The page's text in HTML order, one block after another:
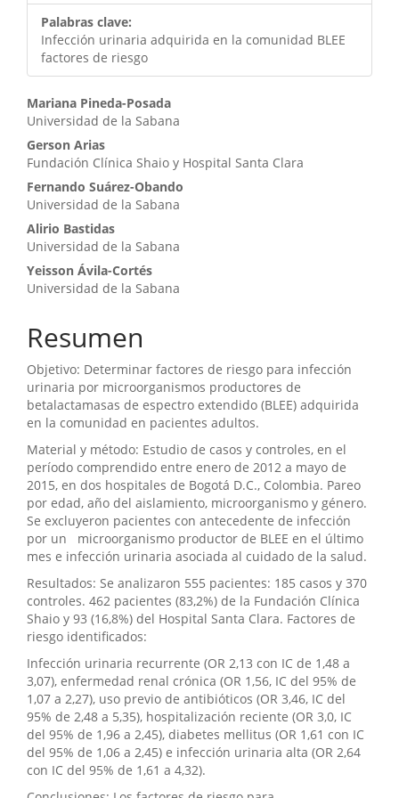
Palabras clave:
Infección urinaria adquirida en la comunidad BLEE
factores de riesgo
Contenido
principal
del
artículo
Mariana Pineda-Posada
Universidad de la Sabana
Gerson Arias
Fundación Clínica Shaio y Hospital Santa Clara
Fernando Suárez-Obando
Universidad de la Sabana
Alirio Bastidas
Universidad de la Sabana
Yeisson Ávila-Cortés
Universidad de la Sabana
Resumen
Objetivo: Determinar factores de riesgo para infección
urinaria por microorganismos productores de
betalactamasas de espectro extendido (BLEE) adquirida
en la comunidad en pacientes adultos.
Material y método: Estudio de casos y controles, en el
período comprendido entre enero de 2012 a mayo de
2015, en dos hospitales de Bogotá D.C., Colombia. Pareo
por edad, año del aislamiento, microorganismo y género.
Se excluyeron pacientes con antecedente de infección
por un microorganismo productor de BLEE en el último
mes e infección urinaria asociada al cuidado de la salud.
Resultados: Se analizaron 555 pacientes: 185 casos y 370
controles. 462 pacientes (83,2%) de la Fundación Clínica
Shaio y 93 (16,8%) del Hospital Santa Clara. Factores de
riesgo identificados:
Infección urinaria recurrente (OR 2,13 con IC de 1,48 a
3,07), enfermedad renal crónica (OR 1,56, IC del 95% de
1,07 a 2,27), uso previo de antibióticos (OR 3,46, IC del
95% de 2,48 a 5,35), hospitalización reciente (OR 3,0, IC
del 95% de 1,96 a 2,45), diabetes mellitus (OR 1,61 con IC
del 95% de 1,06 a 2,45) e infección urinaria alta (OR 2,64
con IC del 95% de 1,61 a 4,32).